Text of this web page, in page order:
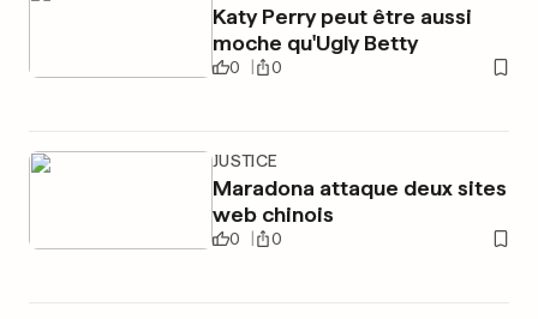
Katy Perry peut être aussi
moche qu'Ugly Betty
0 0
JUSTICE
Maradona attaque deux sites
web chinois
0 0